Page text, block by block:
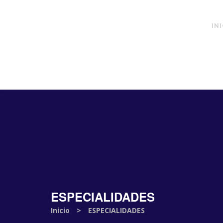
ESPECIALIDADES
Inicio > ESPECIALIDADES